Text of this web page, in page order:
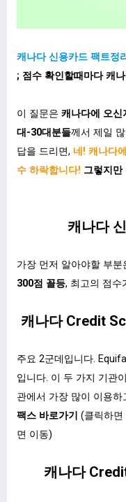
캐나다 신용카드 팩트정리
; 점수 확인할때마다 캐
이 질문은 캐나다에 오
대-30대분들께서 제일
답을 드리면, 네! 캐나다
수 하락합니다! 그렇지만
캐나다
가장 먼저 알아야할 부분
300점 꼴등, 최고의 점수
캐나다 Credit
주요 2군데입니다.
입니다. 이 두 가지 기관
관에서 가장 많이 이용
팩스 바로가기 (클릭하면
면 이동)
캐나다